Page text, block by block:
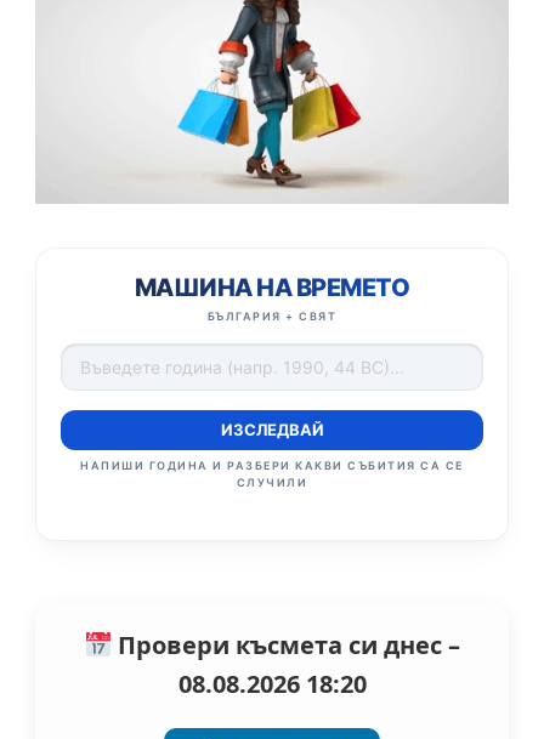
МАШИНА НА ВРЕМЕТО
БЪЛГАРИЯ + СВЯТ
ИЗСЛЕДВАЙ
НАПИШИ ГОДИНА И РАЗБЕРИ КАКВИ СЪБИТИЯ СА СЕ
СЛУЧИЛИ
Провери късмета си днес –
08.08.2026 18:20